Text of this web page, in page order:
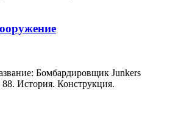
Бомбардировщик Junkers
88. История. Конструкция.